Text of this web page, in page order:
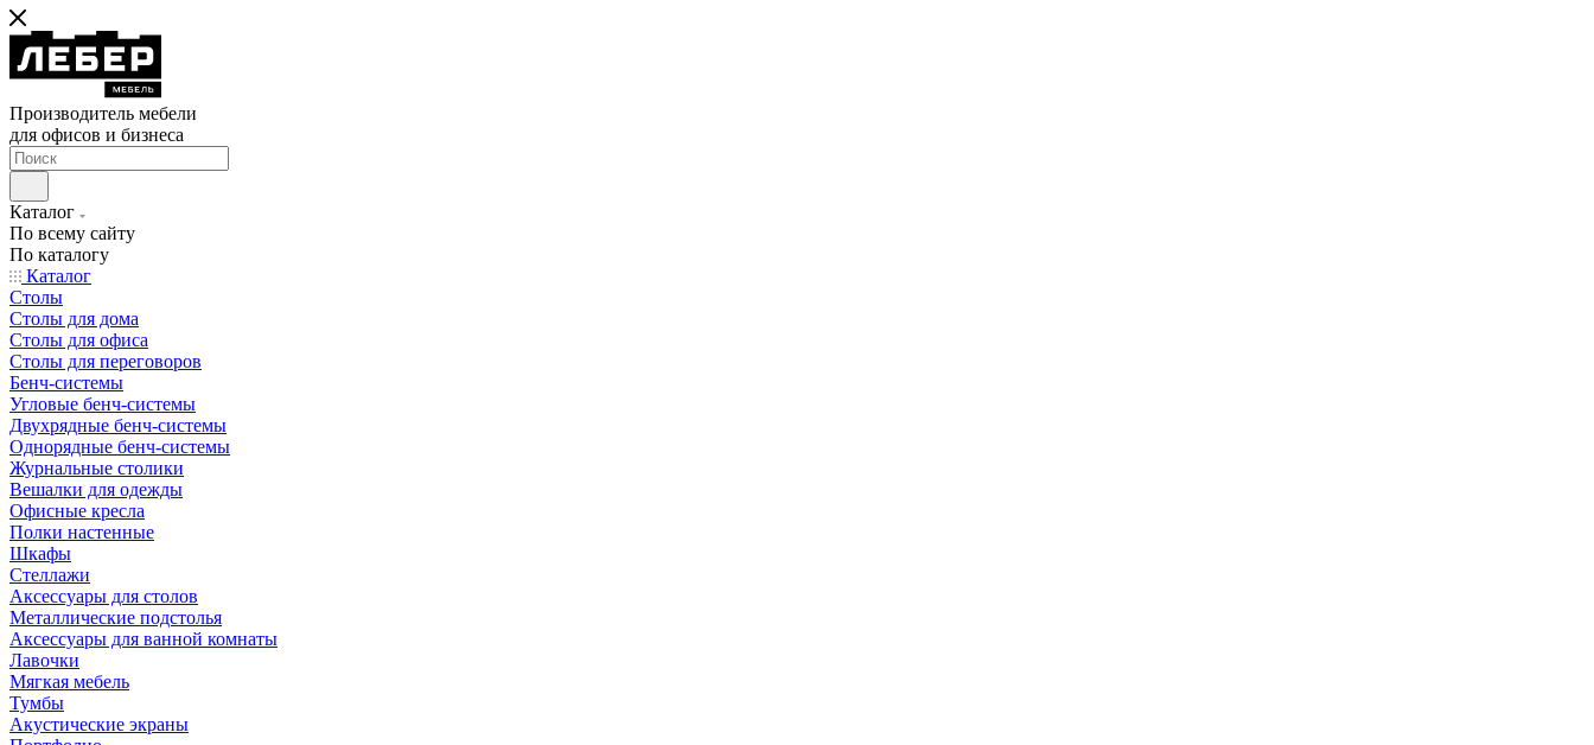
Производитель мебели
для офисов и бизнеса
Каталог
По всему сайту
По каталогу
Каталог
Столы
Столы для дома
Столы для офиса
Столы для переговоров
Бенч-системы
Угловые бенч-системы
Двухрядные бенч-системы
Однорядные бенч-системы
Журнальные столики
Вешалки для одежды
Офисные кресла
Полки настенные
Шкафы
Стеллажи
Аксессуары для столов
Металлические подстолья
Аксессуары для ванной комнаты
Лавочки
Мягкая мебель
Тумбы
Акустические экраны